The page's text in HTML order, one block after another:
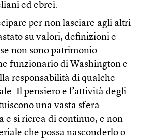
ed ebrei.
per non lasciare agli altri
su valori, definizioni e
non sono patrimonio
funzionario di Washington e
responsabilità di qualche
Il pensiero e l’attività degli
una vasta sfera
e si ricrea di continuo, e non
che possa nasconderlo o